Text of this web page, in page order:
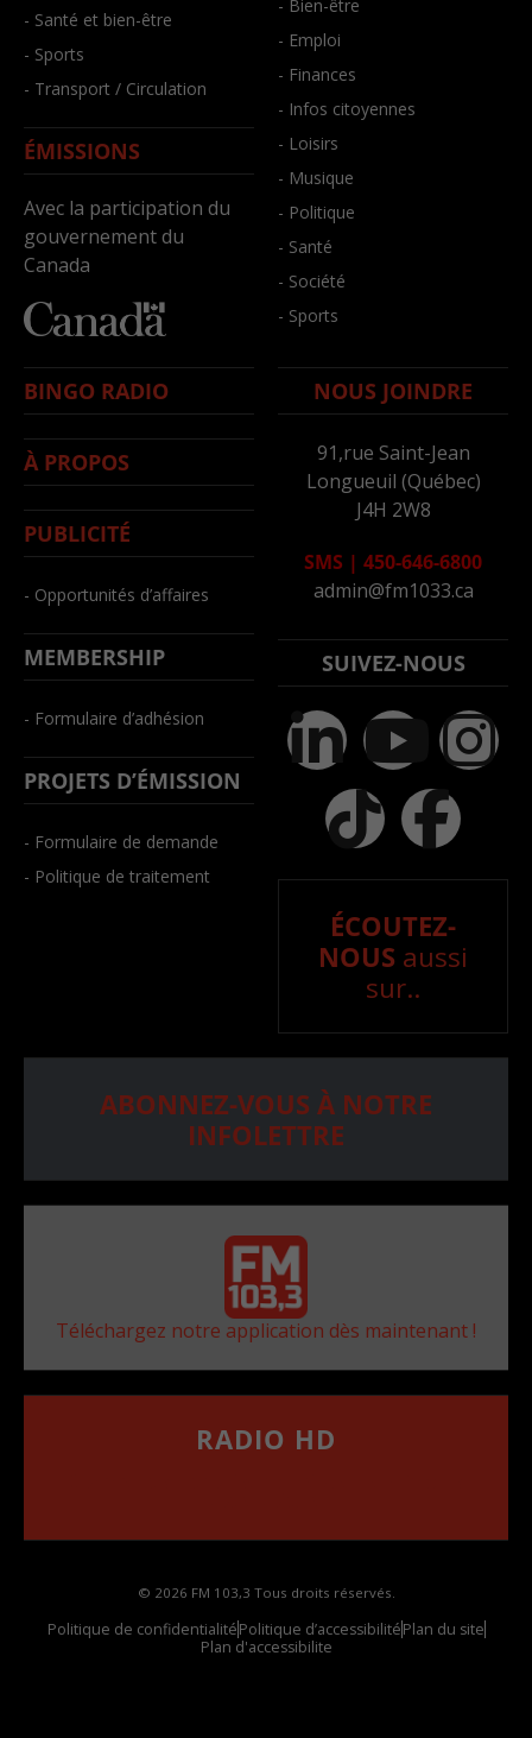
- Santé et bien-être
- Sports
- Transport / Circulation
ÉMISSIONS
Avec la participation du
gouvernement du
Canada
- Bien-être
- Emploi
- Finances
- Infos citoyennes
- Loisirs
- Musique
- Politique
- Santé
- Société
- Sports
BINGO RADIO
À PROPOS
PUBLICITÉ
- Opportunités d’affaires
MEMBERSHIP
- Formulaire d’adhésion
PROJETS D’ÉMISSION
- Formulaire de demande
- Politique de traitement
NOUS JOINDRE
91,rue Saint-Jean
Longueuil (Québec)
J4H 2W8
SMS | 450-646-6800
admin@fm1033.ca
SUIVEZ-NOUS
ÉCOUTEZ-
NOUS aussi
sur..
ABONNEZ-VOUS À NOTRE
INFOLETTRE
Téléchargez notre application dès maintenant !
RADIO HD
© 2026 FM 103,3 Tous droits réservés.
Politique de confidentialitéPolitique d’accessibilitéPlan du site
Plan d'accessibilite